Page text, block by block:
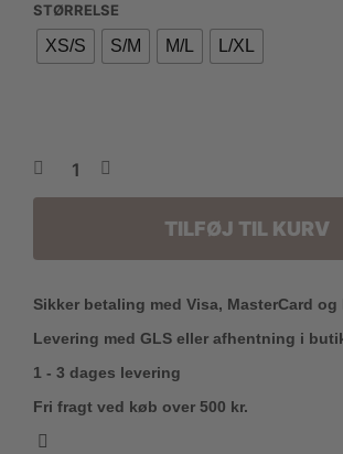
pris
var:
STØRRELSE
XS/S S/M M/L L/XL
TILFØJ TIL KURV
Sikker betaling med Visa, MasterCard og
Levering med GLS eller afhentning i
1 - 3 dages levering
Fri fragt ved køb over 500 kr.